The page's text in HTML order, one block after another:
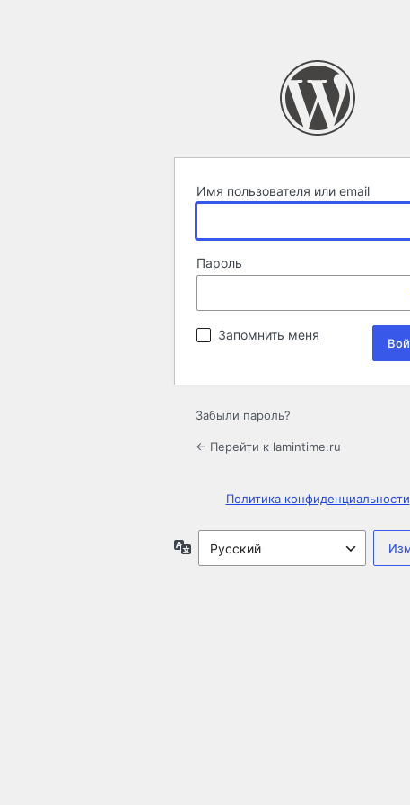
Имя пользователя или email
Пароль
Запомнить меня
Забыли пароль?
← Перейти к lamintime.ru
Политика конфиденциальности
Язык